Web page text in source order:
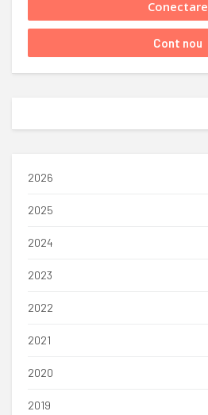
2026
2025
2024
2023
2022
2021
2020
2019